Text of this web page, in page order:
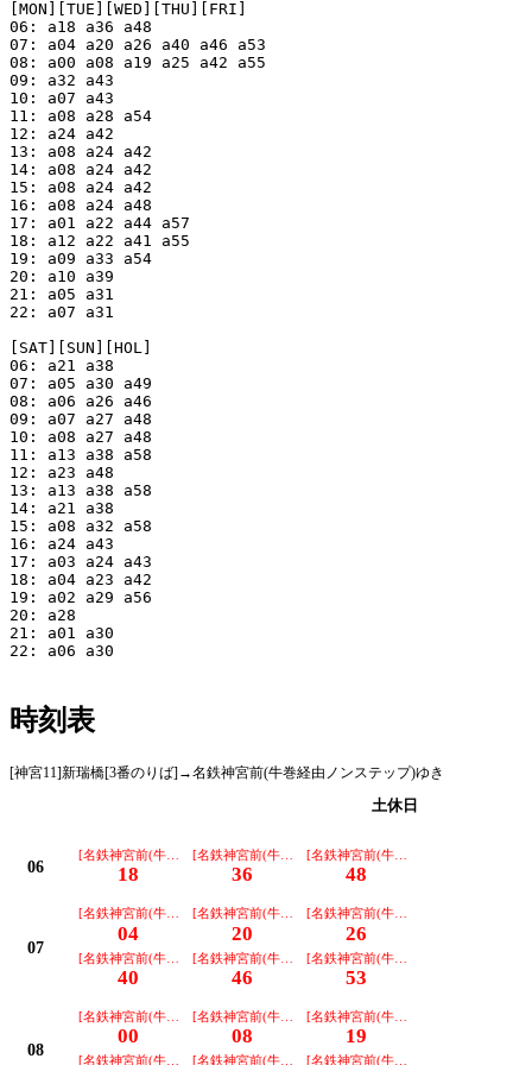
[MON][TUE][WED][THU][FRI]
06: a18 a36 a48
07: a04 a20 a26 a40 a46 a53
08: a00 a08 a19 a25 a42 a55
09: a32 a43
10: a07 a43
11: a08 a28 a54
12: a24 a42
13: a08 a24 a42
14: a08 a24 a42
15: a08 a24 a42
16: a08 a24 a48
17: a01 a22 a44 a57
18: a12 a22 a41 a55
19: a09 a33 a54
20: a10 a39
21: a05 a31
22: a07 a31
[SAT][SUN][HOL]
06: a21 a38
07: a05 a30 a49
08: a06 a26 a46
09: a07 a27 a48
10: a08 a27 a48
11: a13 a38 a58
12: a23 a48
13: a13 a38 a58
14: a21 a38
15: a08 a32 a58
16: a24 a43
17: a03 a24 a43
18: a04 a23 a42
19: a02 a29 a56
20: a28
21: a01 a30
22: a06 a30
時刻表
[神宮11]新瑞橋[3番のりば]→名鉄神宮前(牛巻経由ノンステップ)ゆき
土休日
06
[名鉄神宮前(牛巻経由ノンステ)ゆき]
18
[名鉄神宮前(牛巻経由ノンステ)ゆき]
36
[名鉄神宮前(牛巻経由ノンステ)ゆき]
48
07
[名鉄神宮前(牛巻経由ノンステ)ゆき]
04
[名鉄神宮前(牛巻経由ノンステ)ゆき]
20
[名鉄神宮前(牛巻経由ノンステ)ゆき]
26
[名鉄神宮前(牛巻経由ノンステ)ゆき]
40
[名鉄神宮前(牛巻経由ノンステ)ゆき]
46
[名鉄神宮前(牛巻経由ノンステ)ゆき]
53
08
[名鉄神宮前(牛巻経由ノンステ)ゆき]
00
[名鉄神宮前(牛巻経由ノンステ)ゆき]
08
[名鉄神宮前(牛巻経由ノンステ)ゆき]
19
[名鉄神宮前(牛巻経由ノンステ)ゆき][名鉄神宮前(牛巻経由ノンステ)ゆき][名鉄神宮前(牛巻経由ノンステ)ゆき]